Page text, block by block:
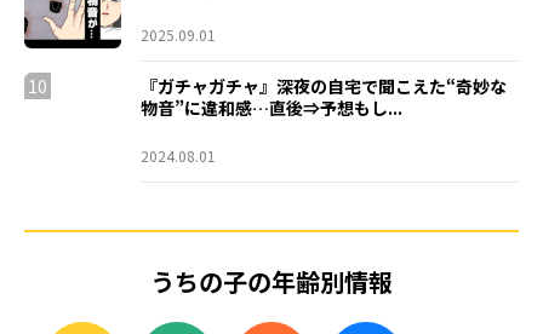
2025.09.01
10
『ガチャガチャ』深夜の自宅で聞こえた“奇妙な
物音”に違和感…直後⇒予想もし...
2024.08.01
うちの子の年齢別情報